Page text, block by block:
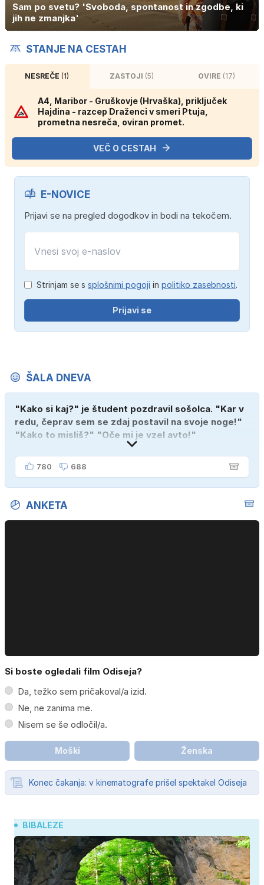
Sam po svetu? 'Svoboda, spontanost in zgodbe, ki
jih ne zmanjka'
STANJE NA CESTAH
NESREČE(1) ZASTOJI (5) OVIRE (17)
A4, Maribor - Gruškovje (Hrvaška), priključek
Hajdina - razcep Draženci v smeri Ptuja,
prometna nesreča, oviran promet.
VEČ O CESTAH
E-NOVICE
Prijavi se na pregled dogodkov in bodi na tekočem.
Strinjam se s splošnimi pogoji in politiko zasebnosti.
Prijavi se
ŠALA DNEVA
"Kako si kaj?" je študent pozdravil sošolca. "Kar v
redu, čeprav sem se zdaj postavil na svoje noge!"
"Kako to misliš?" "Oče mi je vzel avto!"
780 688
ANKETA
Si boste ogledali film Odiseja?
Da, težko sem pričakoval/a izid.
Ne, ne zanima me.
Nisem se še odločil/a.
Moški Ženska
Konec čakanja: v kinematografe prišel spektakel Odiseja
BIBALEZE